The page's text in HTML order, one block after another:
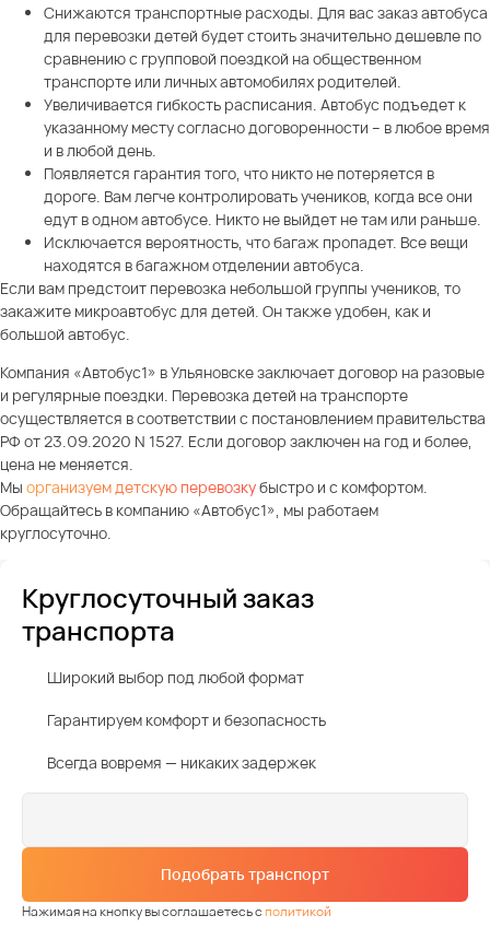
Снижаются транспортные расходы. Для вас заказ автобуса
для перевозки детей будет стоить значительно дешевле по
сравнению с групповой поездкой на общественном
транспорте или личных автомобилях родителей.
Увеличивается гибкость расписания. Автобус подъедет к
указанному месту согласно договоренности – в любое время
и в любой день.
Появляется гарантия того, что никто не потеряется в
дороге. Вам легче контролировать учеников, когда все они
едут в одном автобусе. Никто не выйдет не там или раньше.
Исключается вероятность, что багаж пропадет. Все вещи
находятся в багажном отделении автобуса.
Если вам предстоит перевозка небольшой группы учеников, то
закажите микроавтобус для детей. Он также удобен, как и
большой автобус.
Компания «Автобус1» в Ульяновске заключает договор на разовые
и регулярные поездки. Перевозка детей на транспорте
осуществляется в соответствии с постановлением правительства
РФ от 23.09.2020 N 1527. Если договор заключен на год и более,
цена не меняется.
Мы организуем детскую перевозкубыстро и с комфортом.
Обращайтесь в компанию «Автобус1», мы работаем
круглосуточно.
Круглосуточный заказ
транспорта
Широкий выбор под любой формат
Гарантируем комфорт и безопасность
Всегда вовремя — никаких задержек
Подобрать транспорт
Нажимая на кнопку вы соглашаетесь сполитикой